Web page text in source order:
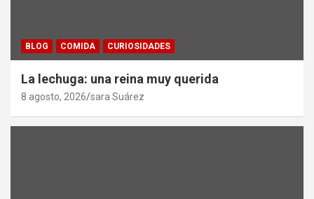
BLOG COMIDA CURIOSIDADES
La lechuga: una reina muy querida
8 agosto, 2026 sara Suárez